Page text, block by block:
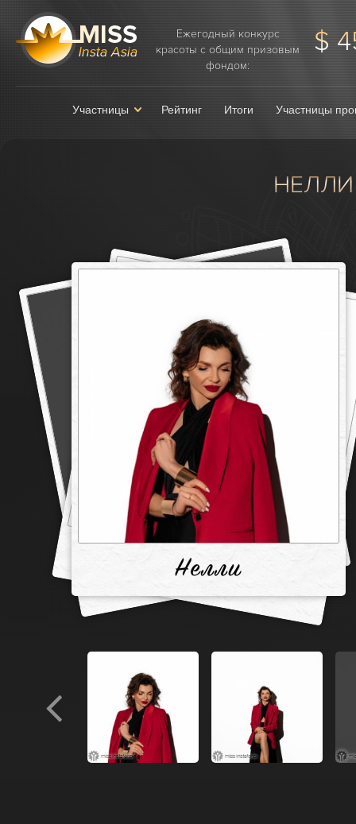
Ежегодный конкурс
красоты с общим призовым
фондом:
$
Участницы Рейтинг Итоги Участницы
Нелли